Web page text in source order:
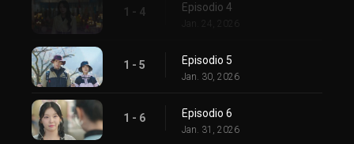
1 - 4 Episodio 4
Jan. 24, 2026
1 - 5 Episodio 5
Jan. 30, 2026
1 - 6 Episodio 6
Jan. 31, 2026